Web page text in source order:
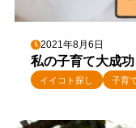
2021年8月6日
私の子育て大成
イイコト探し 子育